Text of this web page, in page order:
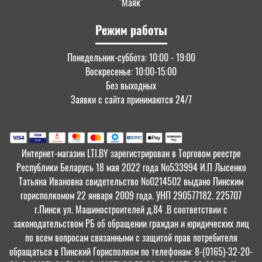
Режим работы
Понедельник-суббота: 10:00 - 19:00
Воскресенье: 10:00-15:00
Без выходных
Заявки с сайта принимаются 24/7
Интернет-магазин LTI.BY зарегистрирован в Торговом реестре
Республики Беларусь 18 мая 2022 года №533994 И.П Лысенко
Татьяна Ивановна свидетельство №0214502 выдано Пинским
горисполкомом 22 января 2009 года. УНП 290577182. 225707
г.Пинск ул. Машиностроителей д.84 .В соответствии с
законодательством РБ об обращении граждан и юридических лиц
по всем вопросам связанными с защитой прав потребителя
обращаться в Пинский Горисполком по телефонам: 8-(0165)-32-20-